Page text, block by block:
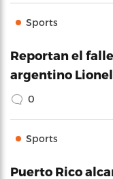
Sports
Reportan el
argentino Lionel
0
Sports
Puerto Rico